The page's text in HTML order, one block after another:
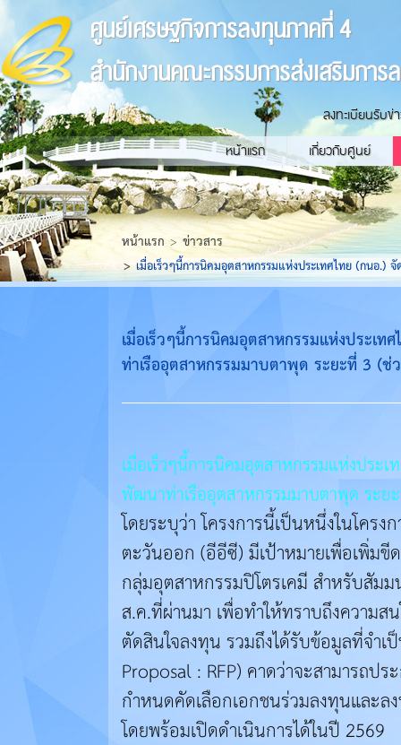
ศูนย์เศรษฐกิจการลงทุนภาคที่ 4
สำนักงานคณะกรรมการส่งเสริมการ
ลงทะเบียนรับข่
หน้าแรก
เกี่ยวกับศูนย์
หน้าแรก ข่าวสาร
เมื่อเร็วๆนี้การนิคมอุตสาหกรรมแห่งประเทศไทย (กนอ.)
เมื่อเร็วๆนี้การนิคมอุตสาหกรรมแห่งประเ
ท่าเรืออุตสาหกรรมมาบตาพุด ระยะที่ 3 (ช่
เมื่อเร็วๆนี้การนิคมอุตสาหกรรมแห่งประ
พัฒนาท่าเรืออุตสาหกรรมมาบตาพุด ระย
โดยระบุว่า โครงการนี้เป็นหนึ่งในโคร
ตะวันออก (อีอีซี) มีเป้าหมายเพื่อเพิ่มขี
กลุ่มอุตสาหกรรมปิโตรเคมี สำหรับสัม
ส.ค.ที่ผ่านมา เพื่อทำให้ทราบถึงความส
ตัดสินใจลงทุน รวมถึงได้รับข้อมูลที่จำ
Proposal : RFP) คาดว่าจะสามารถป
กำหนดคัดเลือกเอกชนร่วมลงทุนและล
โดยพร้อมเปิดดำเนินการได้ในปี 2569